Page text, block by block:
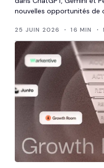
nouvelles opportunités de
25 JUIN 2026 16 MIN